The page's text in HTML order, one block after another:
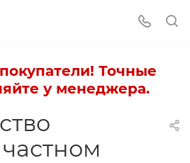
Точные
у менеджера.